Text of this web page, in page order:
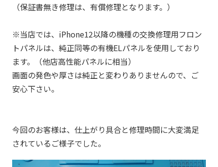
（保証書無き修理は、有償修理となります。）
※当店では、iPhone12以降の機種の交換修理用フロン
トパネルは、純正同等の有機ELパネルを使用しており
ます。（他店高性能パネルに相当）
画面の発色や厚さは純正と変わりありませんので、ご
安心下さい。
今回のお客様は、仕上がり具合と修理時間に大変満足
されているご様子でした。